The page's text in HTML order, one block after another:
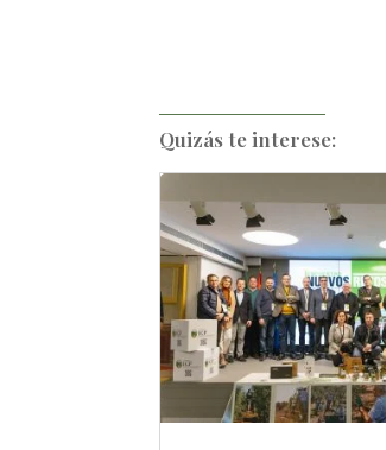
Quizás te interese: